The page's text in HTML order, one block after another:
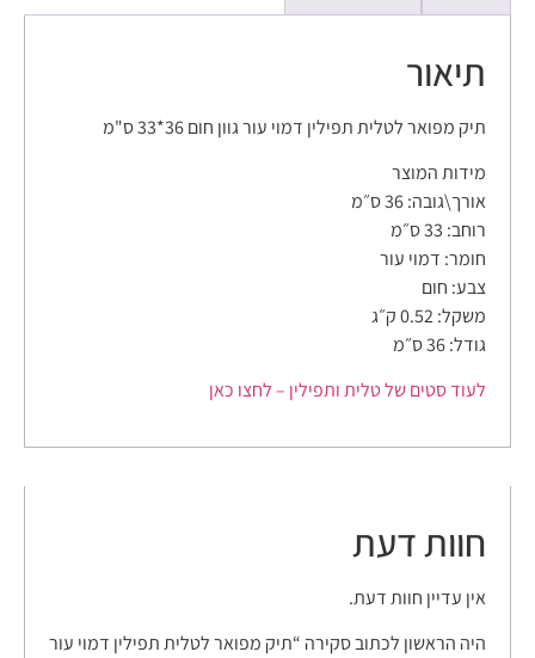
תיאור
תיק מפואר לטלית תפילין דמוי עור גוון חום 36*33 ס"מ
מידות המוצר
אורך\גובה: 36 ס״מ
רוחב: 33 ס״מ
חומר: דמוי עור
צבע: חום
משקל: 0.52 ק״ג
גודל: 36 ס״מ
לעוד סטים של טלית ותפילין – לחצו כאן
חוות דעת
אין עדיין חוות דעת.
היה הראשון לכתוב סקירה “תיק מפואר לטלית תפילין דמוי עור